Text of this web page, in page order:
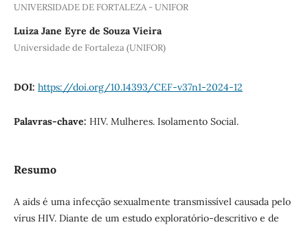
UNIVERSIDADE DE FORTALEZA - UNIFOR
Luiza Jane Eyre de Souza Vieira
Universidade de Fortaleza (UNIFOR)
DOI: https://doi.org/10.14393/CEF-v37n1-2024-12
Palavras-chave: HIV. Mulheres. Isolamento Social.
Resumo
A aids é uma infecção sexualmente transmissível causada pelo
vírus HIV. Diante de um estudo exploratório-descritivo e de